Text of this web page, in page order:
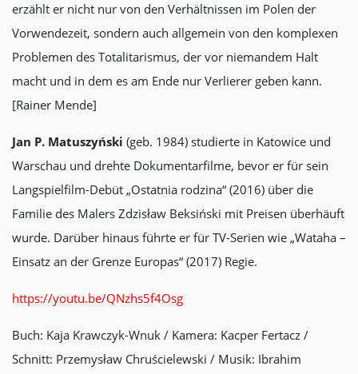
erzählt er nicht nur von den Verhältnissen im Polen der
Vorwendezeit, sondern auch allgemein von den komplexen
Problemen des Totalitarismus, der vor niemandem Halt
macht und in dem es am Ende nur Verlierer geben kann.
[Rainer Mende]
Jan P. Matuszyński (geb. 1984) studierte in Katowice und
Warschau und drehte Dokumentarfilme, bevor er für sein
Langspielfilm-Debüt „Ostatnia rodzina“ (2016) über die
Familie des Malers Zdzisław Beksiński mit Preisen überhäuft
wurde. Darüber hinaus führte er für TV-Serien wie „Wataha –
Einsatz an der Grenze Europas“ (2017) Regie.
https://youtu.be/QNzhs5f4Osg
Buch: Kaja Krawczyk-Wnuk / Kamera: Kacper Fertacz /
Schnitt: Przemysław Chruścielewski / Musik: Ibrahim